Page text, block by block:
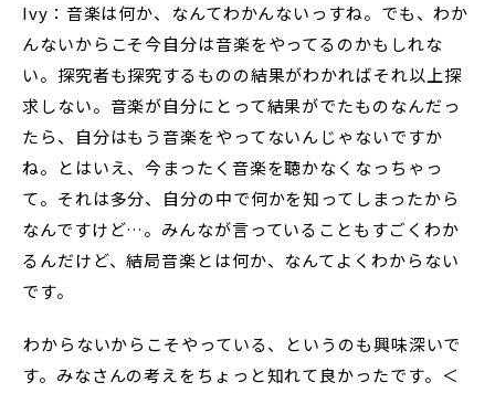
Ivy：音楽は何か、なんてわかんないっすね。でも、わか
んないからこそ今自分は音楽をやってるのかもしれな
い。探究者も探究するものの結果がわかればそれ以上探
求しない。音楽が自分にとって結果がでたものなんだっ
たら、自分はもう音楽をやってないんじゃないですか
ね。とはいえ、今まったく音楽を聴かなくなっちゃっ
て。それは多分、自分の中で何かを知ってしまったから
なんですけど…。みんなが言っていることもすごくわか
るんだけど、結局音楽とは何か、なんてよくわからない
です。
――わからないからこそやっている、というのも興味深いで
す。みなさんの考えをちょっと知れて良かったです。＜